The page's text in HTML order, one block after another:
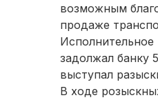
возможным
продаже
задолжал банку
выступал
В ходе